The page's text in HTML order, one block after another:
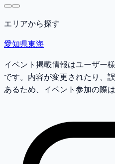
エリアから探す
愛知県東海
イベント掲載情報はユーザー
です。内容が変更されたり、
あるため、イベント参加の際